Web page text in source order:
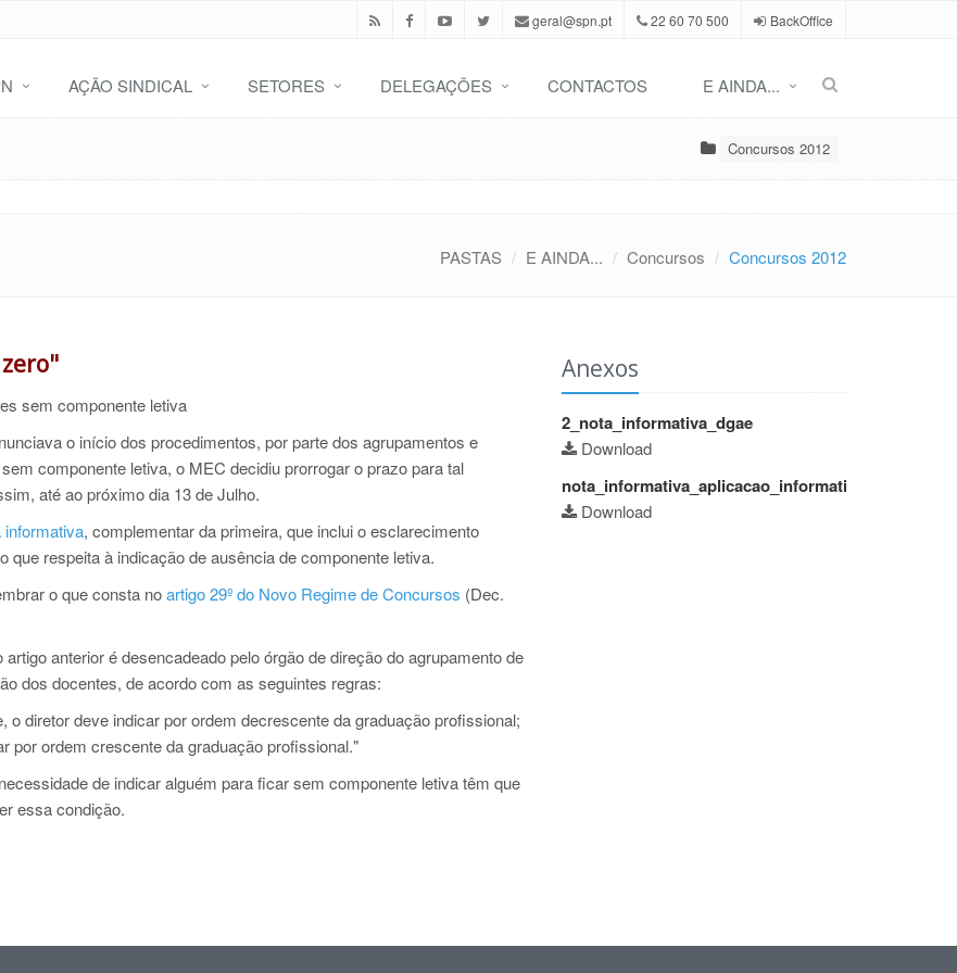
geral@spn.pt 22 60 70 500 BackOffice
AÇÃO SINDICAL SETORES DELEGAÇÕES CONTACTOS E AINDA...
Concursos 2012
PASTAS E AINDA... Concursos Concursos 2012
sem componente letiva
o início dos procedimentos, por parte dos agrupamentos e
componente letiva, o MEC decidiu prorrogar o prazo para tal
até ao próximo dia 13 de Julho.
informativa, complementar da primeira, que inclui o esclarecimento
respeita à indicação de ausência de componente letiva.
o que consta noartigo 29º do Novo Regime de Concursos (Dec.
artigo anterior é desencadeado pelo órgão de direção do agrupamento de
dos docentes, de acordo com as seguintes regras:
diretor deve indicar por ordem decrescente da graduação profissional;
por ordem crescente da graduação profissional."
de indicar alguém para ficar sem componente letiva têm que
essa condição.
Anexos
2_nota_informativa_dgae
Download
Download